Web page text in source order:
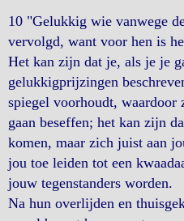
10 "Gelukkig wie vanwege
vervolgd, want voor hen is
Het kan zijn dat je, als je je
gelukkigprijzingen
spiegel voorhoudt,
gaan beseffen; het kan zijn
komen, maar zich juist aan
jou toe leiden tot een
jouw tegenstanders worden.
Na hun overlijden en